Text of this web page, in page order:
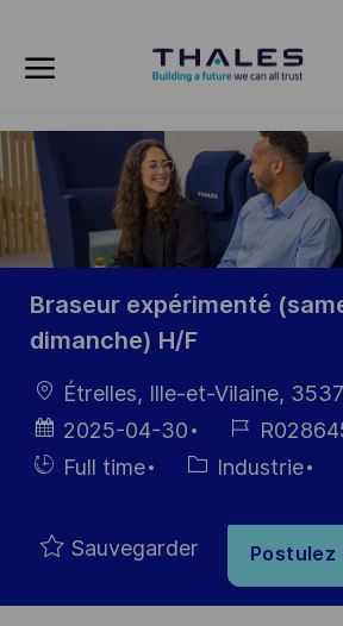
-
Braseur expérimenté
dimanche) H/F
localisation
Étrelles, Ille-et-Vilaine,
Date
d’affichage
2025-04-30
Référence
du poste
HiringFull time Catégorie
Industrie
Sauvegarder